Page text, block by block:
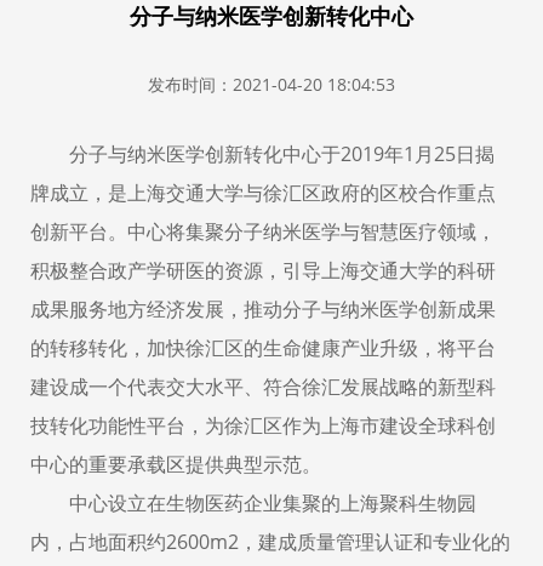
分子与纳米医学创新转化中心
发布时间：2021-04-20 18:04:53
分子与纳米医学创新转化中心于2019年1月25日揭
牌成立，是上海交通大学与徐汇区政府的区校合作重点
创新平台。中心将集聚分子纳米医学与智慧医疗领域，
积极整合政产学研医的资源，引导上海交通大学的科研
成果服务地方经济发展，推动分子与纳米医学创新成果
的转移转化，加快徐汇区的生命健康产业升级，将平台
建设成一个代表交大水平、符合徐汇发展战略的新型科
技转化功能性平台，为徐汇区作为上海市建设全球科创
中心的重要承载区提供典型示范。
中心设立在生物医药企业集聚的上海聚科生物园
内，占地面积约2600m2，建成质量管理认证和专业化的